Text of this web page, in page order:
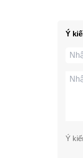
Ý
Ý